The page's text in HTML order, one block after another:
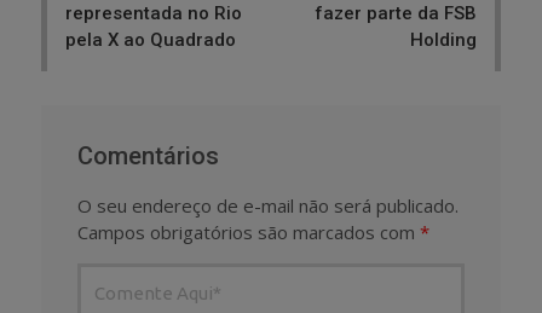
representada no Rio
pela X ao Quadrado
fazer parte da FSB
Holding
Comentários
O seu endereço de e-mail não será publicado.
Campos obrigatórios são marcados com *